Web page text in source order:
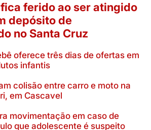
ferido ao ser atingido
depósito de
no Santa Cruz
oferece três dias de ofertas em
infantis
colisão entre carro e moto na
em Cascavel
movimentação em caso de
que adolescente é suspeito